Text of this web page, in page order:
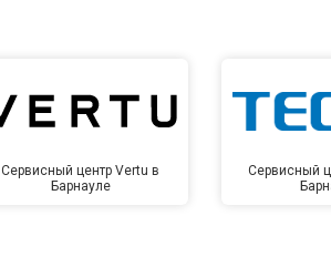
Сервисный центр Vertu в
Барнауле
Сервисный